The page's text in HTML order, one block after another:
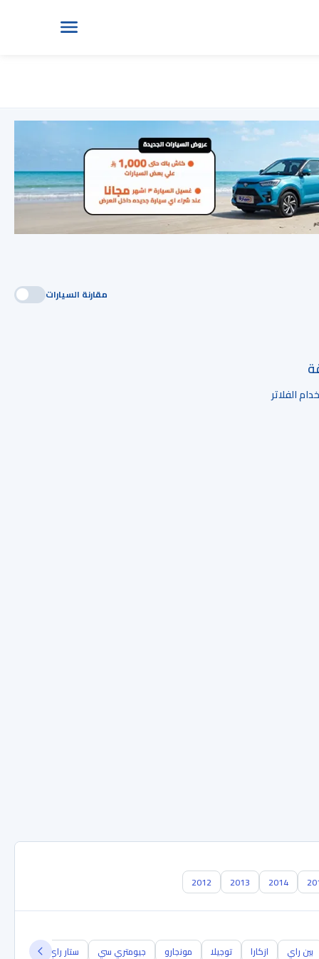
مقارنة السيارات
الفلاتر
2014
2013
2012
بين راي ازكارا توجيلا مونجارو جيومتري سي ستار راي بريفيس